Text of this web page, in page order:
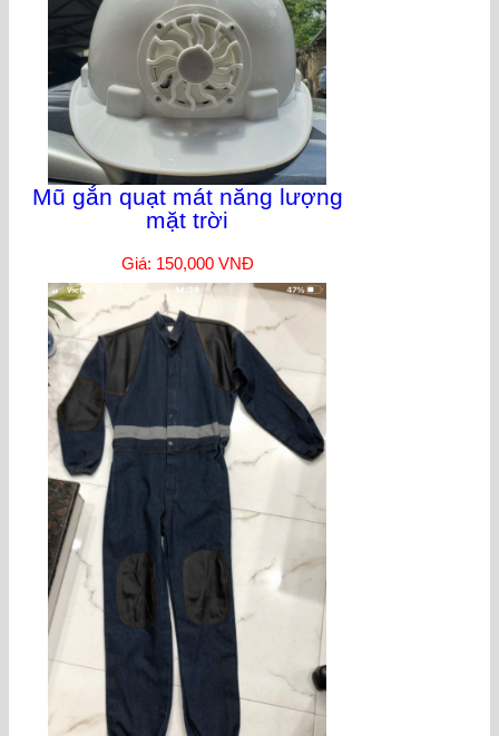
Mũ gắn quạt mát năng lượng
mặt trời
Giá: 150,000 VNĐ